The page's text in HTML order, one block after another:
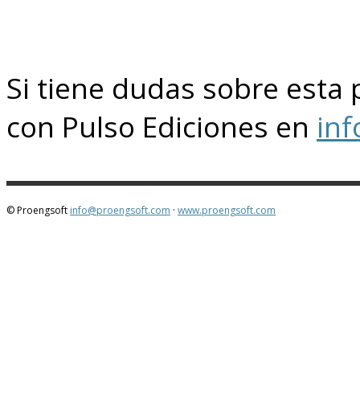
Si tiene dudas sobre
con Pulso Ediciones en
© Proengsoft info@proengsoft.com · www.proengsoft.com